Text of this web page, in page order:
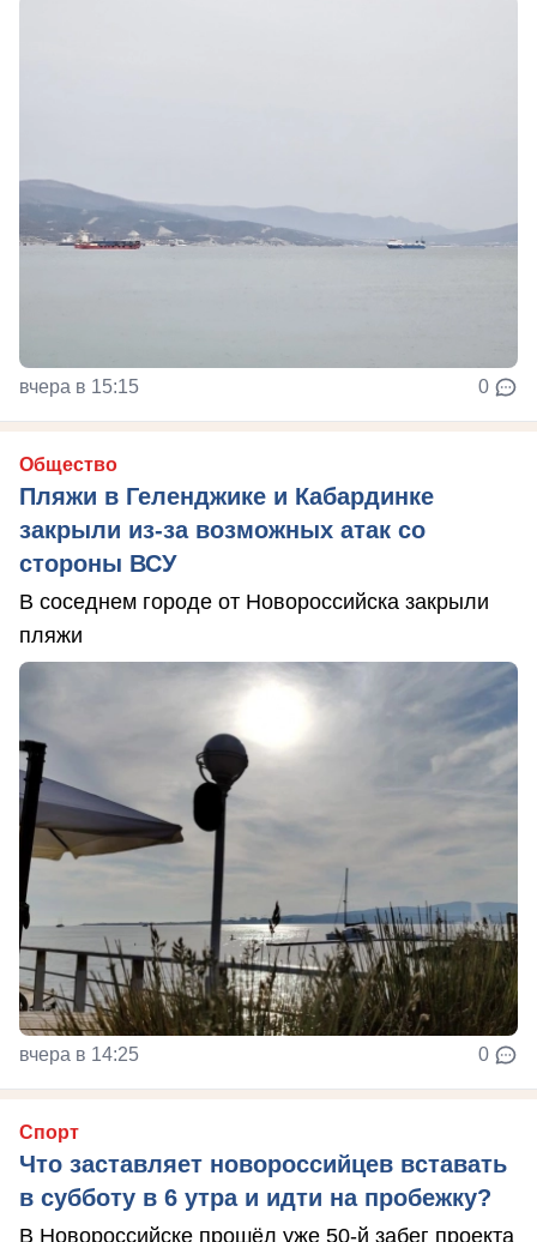
вчера в 15:15 0
Общество
Пляжи в Геленджике и Кабардинке
закрыли из-за возможных атак со
стороны ВСУ
В соседнем городе от Новороссийска закрыли
пляжи
вчера в 14:25 0
Спорт
Что заставляет новороссийцев вставать
в субботу в 6 утра и идти на пробежку?
В Новороссийске прошёл уже 50-й забег проекта